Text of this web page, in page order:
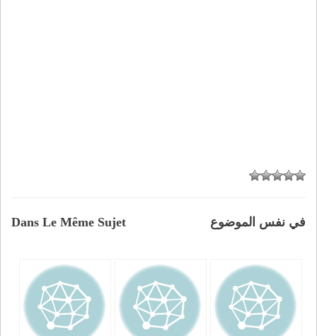
Dans Le Même Sujet في نفس الموضوع